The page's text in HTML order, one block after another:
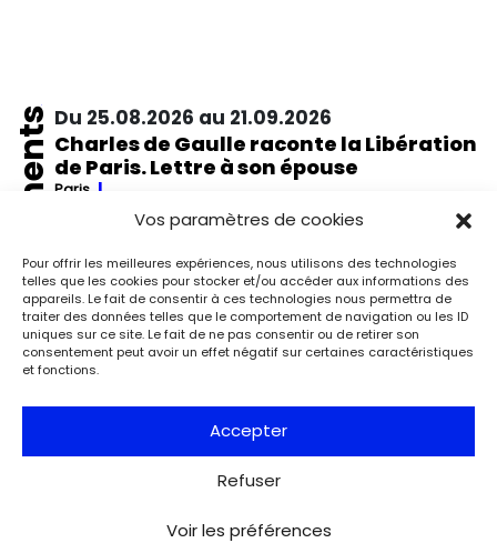
Vos paramètres de cookies
Pour offrir les meilleures expériences, nous utilisons des technologies
telles que les cookies pour stocker et/ou accéder aux informations des
appareils. Le fait de consentir à ces technologies nous permettra de
traiter des données telles que le comportement de navigation ou les ID
uniques sur ce site. Le fait de ne pas consentir ou de retirer son
consentement peut avoir un effet négatif sur certaines caractéristiques
et fonctions.
Accepter
Refuser
Voir les préférences
ÉvénementsDu 25.08.2026 au 21.09.2026
Charles de Gaulle raconte la Libération
de Paris. Lettre à son épouse
Paris
Musée de la Libération de Paris – musée du général
Leclerc – musée Jean Moulin
À l’occasion de l’anniversaire de la Libération de Paris, le
musée de la Libération de Paris – musée du général
Leclerc – musée Jean Moulin expose la lettre du 27 août
1944 de Charles de Gaulle à son épouse Yvonne, lui narrant
les événements de la Libération de Paris.
Georgia O’Keeffe. Architecture
Detroit Institute of Arts
novatrice qui présente environ 35 peintures architecturales
moderne, O’Keeffe a célébré la beauté et la complexité